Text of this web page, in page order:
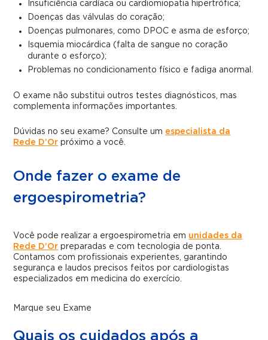
Insuficiência cardíaca ou cardiomiopatia hipertrófica;
Doenças das válvulas do coração;
Doenças pulmonares, como DPOC e asma de esforço;
Isquemia miocárdica (falta de sangue no coração
durante o esforço);
Problemas no condicionamento físico e fadiga anormal.
O exame não substitui outros testes diagnósticos, mas
complementa informações importantes.
Dúvidas no seu exame? Consulte um especialista da
Rede D’Or próximo a você.
Onde fazer o exame de
ergoespirometria?
Você pode realizar a ergoespirometria em unidades da
Rede D’Or preparadas e com tecnologia de ponta.
Contamos com profissionais experientes, garantindo
segurança e laudos precisos feitos por cardiologistas
especializados em medicina do exercício.
Marque seu Exame
Quais os cuidados após a